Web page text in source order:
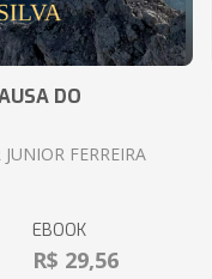
DO
FERREIRA
EBOOK
R$ 29,56